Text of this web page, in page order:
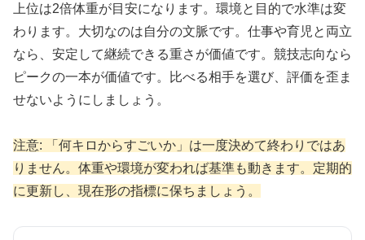
上位は2倍体重が目安になります。環境と目的で水準は変
わります。大切なのは自分の文脈です。仕事や育児と両立
なら、安定して継続できる重さが価値です。競技志向なら
ピークの一本が価値です。比べる相手を選び、評価を歪ま
せないようにしましょう。
注意: 「何キロからすごいか」は一度決めて終わりではあ
りません。体重や環境が変われば基準も動きます。定期的
に更新し、現在形の指標に保ちましょう。